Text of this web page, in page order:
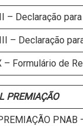
– Declaração
– Declaração
– Formulário de
PREMIAÇÃO
PNAB